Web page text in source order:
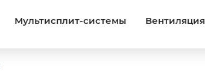
Мультисплит-системы Вентиляция